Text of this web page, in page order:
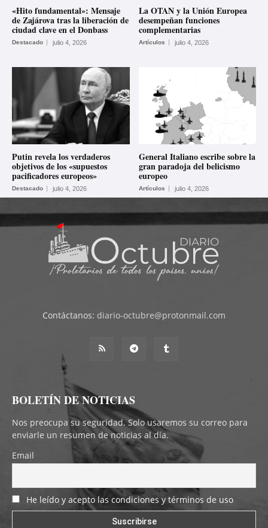
«Hito fundamental»: Mensaje
de Zajárova tras la liberación de
ciudad clave en el Donbass
Destacado julio 4, 2026
La OTAN y la Unión Europea
desempeñan funciones
complementarias
Artículos julio 4, 2026
Putin revela los verdaderos
objetivos de los «supuestos
pacificadores europeos»
Destacado julio 4, 2026
General Italiano escribe sobre la
gran paradoja del belicismo
europeo
Artículos julio 4, 2026
Contáctanos: diario-octubre@protonmail.com
BOLETÍN DE NOTICIAS
Nos preocupa su seguridad. Solo usaremos su correo para
enviarle un resumen de noticias al día.
Email
He leído y acepto las condiciones y términos de uso